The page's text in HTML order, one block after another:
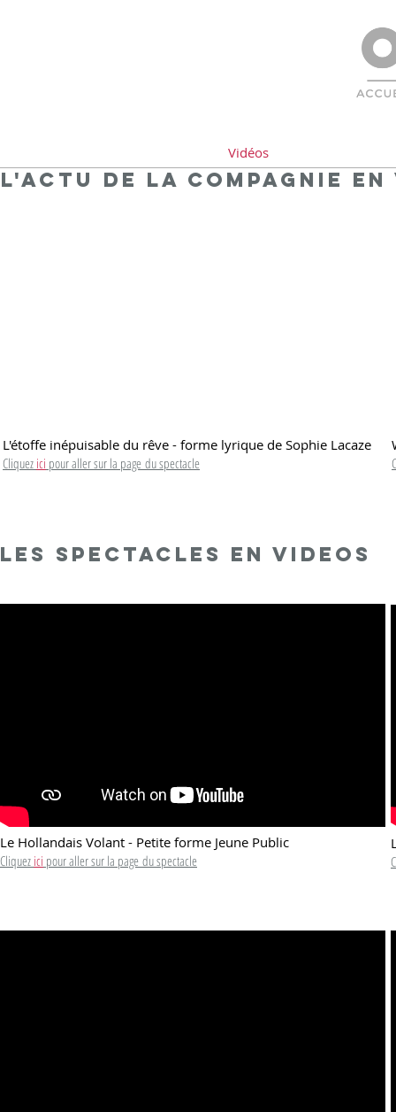
Vidéos
l'actu de la compagnie en
L'étoffe inépuisable du rêve - forme lyrique de Sophie Lacaze
Cliquez ici pour aller sur la page du spectacle
Les Spectacles en VIDEOS
Le Hollandais Volant - Petite forme Jeune Public
Cliquez ici pour aller sur la page du spectacle